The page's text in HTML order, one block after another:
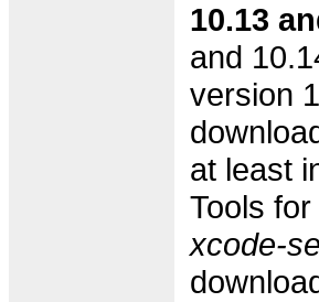
10.13
and
version
at least
Tools
xcode-